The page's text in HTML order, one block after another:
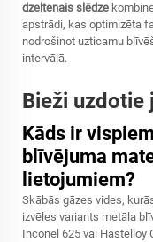
dzeltenais slēdze
apstrādi, kas optimizēta
nodrošinot uzticamu
intervālā.
Bieži uzdotie
Kāds ir
blīvējuma
lietojumiem?
Skābās gāzes vides,
izvēles variants metāla
Inconel 625 vai Hastelloy